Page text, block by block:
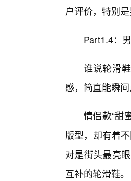
户评价，特别
Part1.4：
谁说轮滑
感，简直能瞬间
情侣款“甜
版型，却有着
对是街头最亮
互补的轮滑鞋。